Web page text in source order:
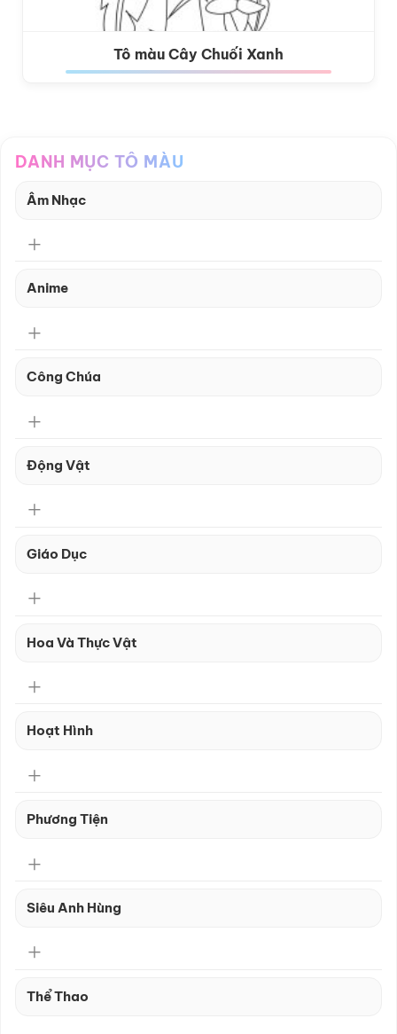
Tô màu Cây Chuối Xanh
DANH MỤC TÔ MÀU
Âm Nhạc
Anime
Công Chúa
Động Vật
Giáo Dục
Hoa Và Thực Vật
Hoạt Hình
Phương Tiện
Siêu Anh Hùng
Thể Thao